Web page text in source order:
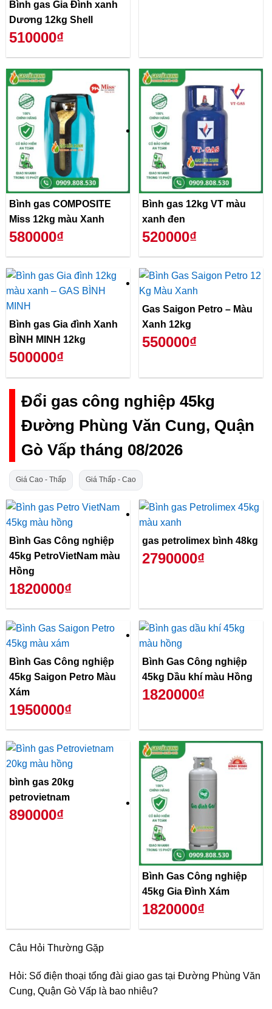
Bình gas Gia Đình xanh
Dương 12kg Shell
510000₫
Bình gas COMPOSITE
Miss 12kg màu Xanh
580000₫
Bình gas 12kg VT màu
xanh đen
520000₫
Bình gas Gia đình Xanh
BÌNH MINH 12kg
500000₫
Gas Saigon Petro – Màu
Xanh 12kg
550000₫
Đổi gas công nghiệp 45kg
Đường Phùng Văn Cung, Quận
Gò Vấp tháng 08/2026
Giá Cao - Thấp Giá Thấp - Cao
Bình Gas Công nghiệp
45kg PetroVietNam màu
Hồng
1820000₫
gas petrolimex bình 48kg
2790000₫
Bình Gas Công nghiệp
45kg Saigon Petro Màu
Xám
1950000₫
Bình Gas Công nghiệp
45kg Dầu khí màu Hồng
1820000₫
bình gas 20kg
petrovietnam
890000₫
Bình Gas Công nghiệp
45kg Gia Đình Xám
1820000₫
Câu Hỏi Thường Gặp
Hỏi: Số điện thoại tổng đài giao gas tại Đường Phùng Văn
Cung, Quận Gò Vấp là bao nhiêu?